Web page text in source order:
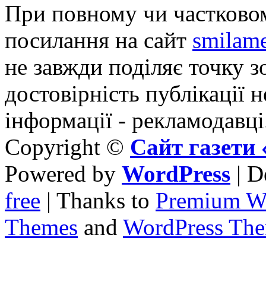
При повному чи
посилання на сайт
не завжди поділяє точку
достовірність публікації
інформації -
Copyright © Сайт
Powered by WordPress |
free | Thanks to Premium
Themes and WordPress